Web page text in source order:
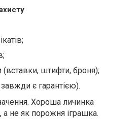
(вставки, штифти, броня);
є гарантією).
Хороша личинка
а не як порожня іграшка.